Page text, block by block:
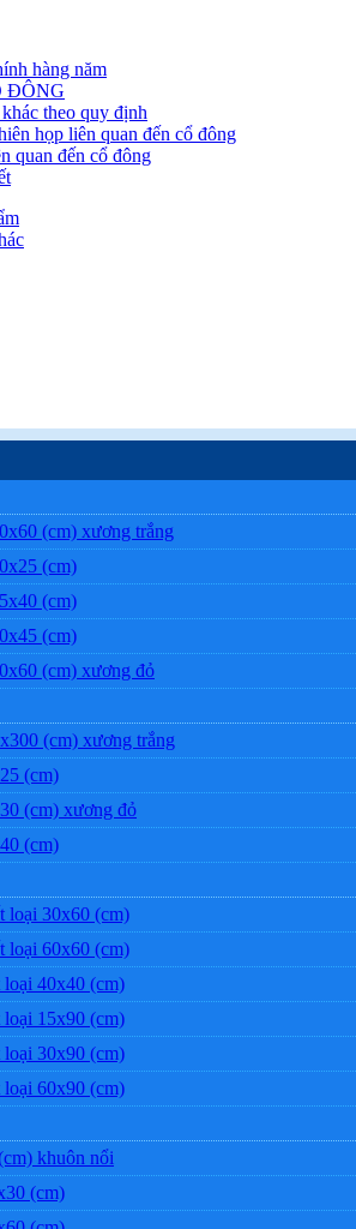
hàng năm
ĐÔNG
theo quy định
họp liên quan đến cổ đông
quan đến cổ đông
(cm) xương trắng
(cm)
(cm)
(cm)
(cm) xương đỏ
(cm) xương trắng
(cm)
(cm) xương đỏ
(cm)
loại 30x60 (cm)
loại 60x60 (cm)
loại 40x40 (cm)
loại 15x90 (cm)
loại 30x90 (cm)
loại 60x90 (cm)
khuôn nổi
(cm)